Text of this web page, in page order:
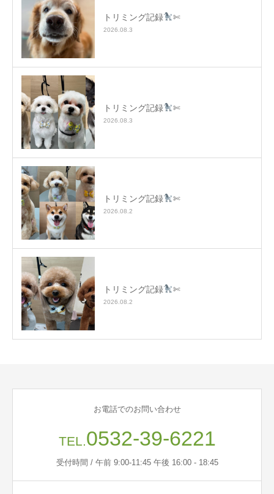
トリミング記録 ✄
2026.08.3
トリミング記録 ✄
2026.08.3
トリミング記録 ✄
2026.08.2
トリミング記録 ✄
2026.08.2
お電話でのお問い合わせ
TEL.0532-39-6221
受付時間 / 午前 9:00-11:45 午後 16:00 - 18:45